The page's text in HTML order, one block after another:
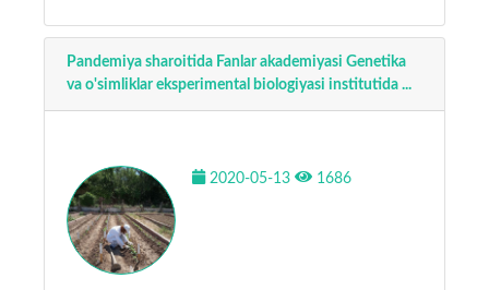
Pandemiya sharoitida Fanlar akademiyasi Genetika
va o'simliklar eksperimental biologiyasi institutida ...
2020-05-13 1686